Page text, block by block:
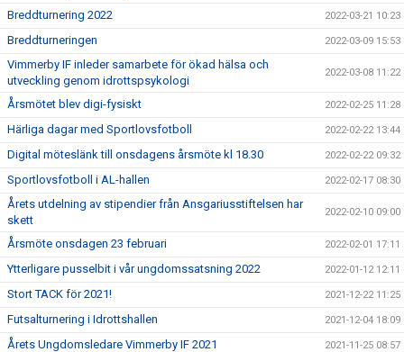
Breddturnering 2022 2022-03-21 10:23
Breddturneringen 2022-03-09 15:53
Vimmerby IF inleder samarbete för ökad hälsa och
utveckling genom idrottspsykologi
2022-03-08 11:22
Årsmötet blev digi-fysiskt 2022-02-25 11:28
Härliga dagar med Sportlovsfotboll 2022-02-22 13:44
Digital möteslänk till onsdagens årsmöte kl 18.30 2022-02-22 09:32
Sportlovsfotboll i AL-hallen 2022-02-17 08:30
Årets utdelning av stipendier från Ansgariusstiftelsen har
skett
2022-02-10 09:00
Årsmöte onsdagen 23 februari 2022-02-01 17:11
Ytterligare pusselbit i vår ungdomssatsning 2022 2022-01-12 12:11
Stort TACK för 2021! 2021-12-22 11:25
Futsalturnering i Idrottshallen 2021-12-04 18:09
Årets Ungdomsledare Vimmerby IF 2021 2021-11-25 08:57